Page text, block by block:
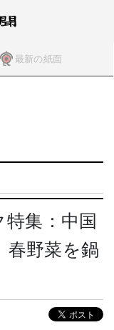
最新の紙面
集：中国
春野菜を鍋